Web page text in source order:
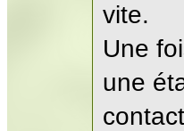
vite.
Une
une